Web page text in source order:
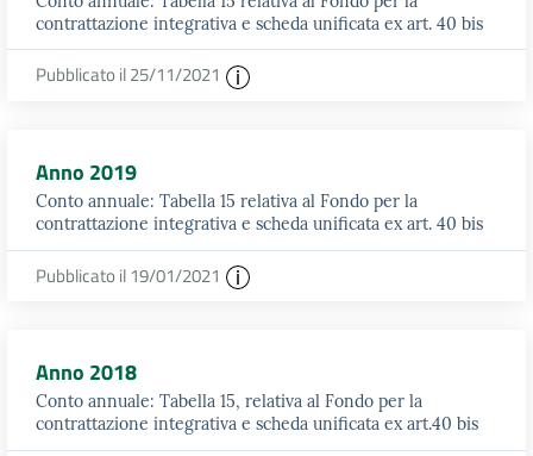
contrattazione integrativa e scheda unificata ex art. 40 bis
Pubblicato il 25/11/2021
Anno 2019
Conto annuale: Tabella 15 relativa al Fondo per la
contrattazione integrativa e scheda unificata ex art. 40 bis
Pubblicato il 19/01/2021
Anno 2018
Conto annuale: Tabella 15, relativa al Fondo per la
contrattazione integrativa e scheda unificata ex art.40 bis